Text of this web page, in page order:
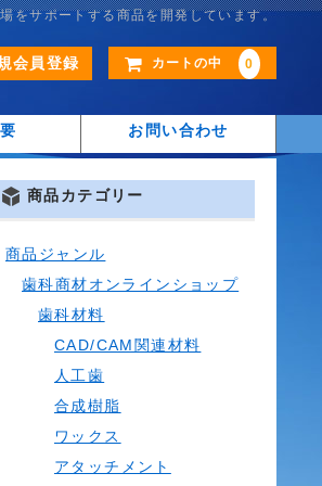
をサポートする商品を開発しています。
カートの中 0
会員登録
お問い合わせ
商品カテゴリー
商品ジャンル
歯科商材オンラインショップ
歯科材料
CAD/CAM関連材料
人工歯
合成樹脂
ワックス
アタッチメント